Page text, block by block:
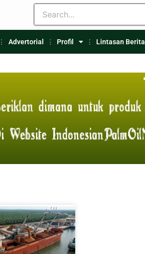
Advertorial Profil Lintasan Berita